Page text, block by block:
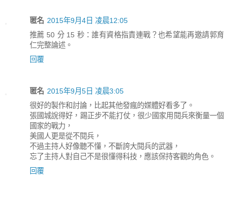
匿名 2015年9月4日 凌晨12:05
推薦 50 分 15 秒：誰有資格指責連戰？也希望能再邀請郭育
仁完整論述。
回覆
匿名 2015年9月5日 凌晨3:05
很好的製作和討論，比起其他發瘋的媒體好看多了。
張國城說得好，踢正步不能打仗，很少國家用閱兵來衡量一個
國家的戰力，
美國人更是從不閱兵，
不過主持人好像聽不懂，不斷誇大閱兵的武器，
忘了主持人對自己不是很懂得科技，應該保持客觀的角色。
回覆